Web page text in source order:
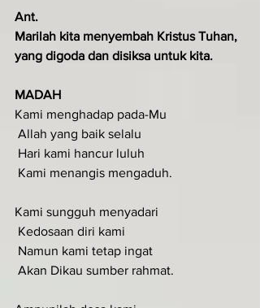
Ant.
Marilah kita menyembah Kristus Tuhan,
yang digoda dan disiksa untuk kita.
MADAH
Kami menghadap pada-Mu
Allah yang baik selalu
Hari kami hancur luluh
Kami menangis mengaduh.
Kami sungguh menyadari
Kedosaan diri kami
Namun kami tetap ingat
Akan Dikau sumber rahmat.